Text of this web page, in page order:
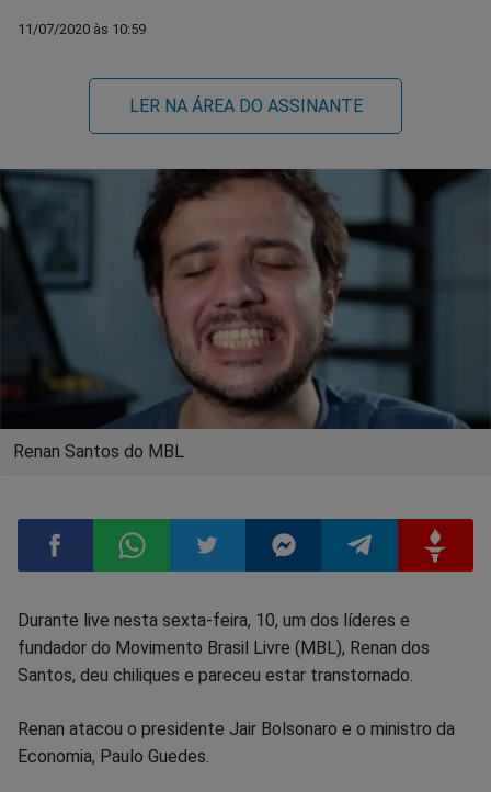
11/07/2020 às 10:59
LER NA ÁREA DO ASSINANTE
Renan Santos do MBL
Compartilhar
no
Facebook
Compartilhar
no
Whatsapp
Compartilhar
no
Twitter
Compartilhar
no
Messenger
Compartilhar
no
TelegramGettr
Durante live nesta sexta-feira, 10, um dos líderes e
fundador do Movimento Brasil Livre (MBL), Renan dos
Santos, deu chiliques e pareceu estar transtornado.
Renan atacou o presidente Jair Bolsonaro e o ministro da
Economia, Paulo Guedes.